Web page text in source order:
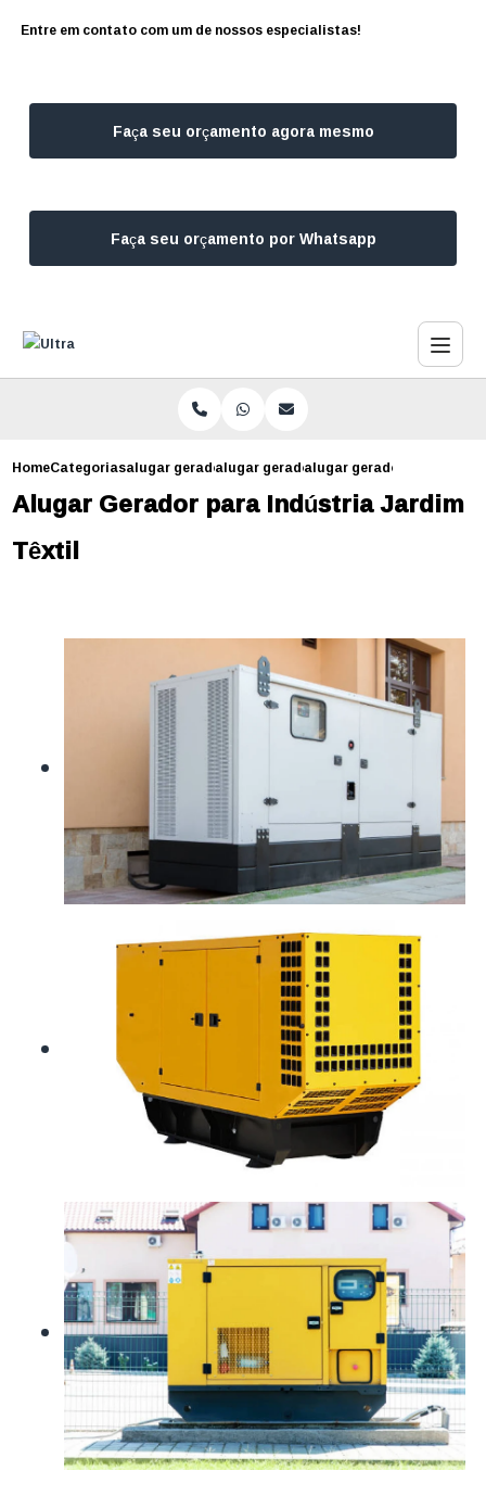
Entre em contato com um de nossos especialistas!
Faça seu orçamento agora mesmo
Faça seu orçamento por Whatsapp
HomeCategoriasalugar geradoresalugar gerador de energia campo belo
alugar gerador para
Alugar Gerador para Indústria Jardim
Têxtil